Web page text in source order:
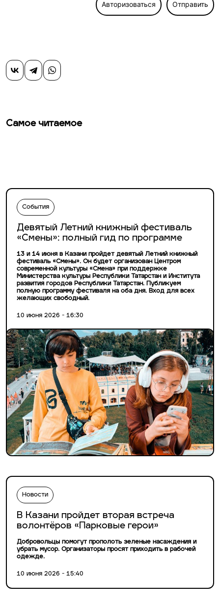
Авторизоваться Отправить
Самое читаемое
События
Девятый Летний книжный фестиваль
«Смены»: полный гид по программе
13 и 14 июня в Казани пройдет девятый Летний книжный
фестиваль «Смены». Он будет организован Центром
современной культуры «Смена» при поддержке
Министерства культуры Республики Татарстан и Института
развития городов Республики Татарстан. Публикуем
полную программу фестиваля на оба дня. Вход для всех
желающих свободный.
10 июня 2026 - 16:30
Новости
В Казани пройдет вторая встреча
волонтёров «Парковые герои»
Добровольцы помогут прополоть зеленые насаждения и
убрать мусор. Организаторы просят приходить в рабочей
одежде.
10 июня 2026 - 15:40